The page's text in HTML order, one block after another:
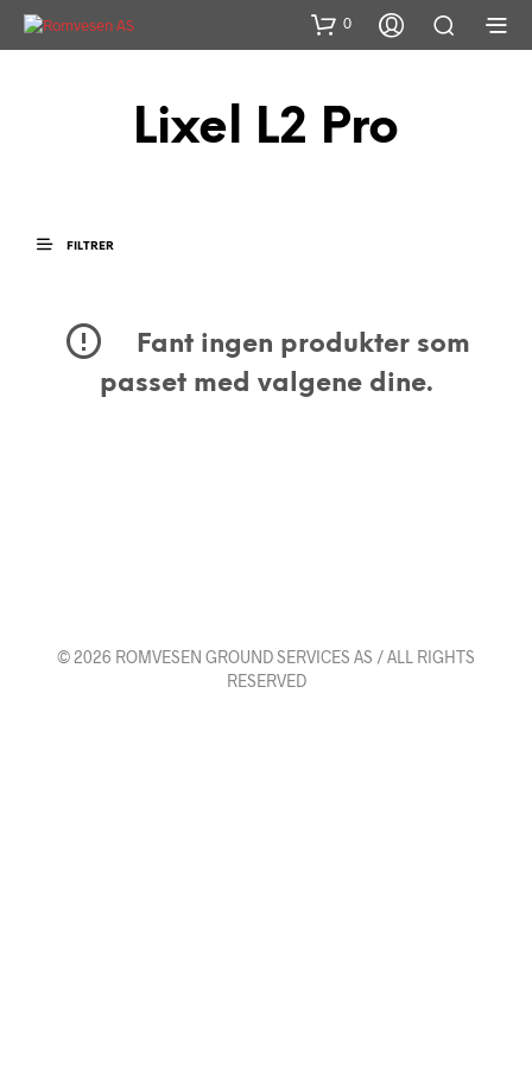
0
Lixel L2 Pro
FILTRER
Fant ingen produkter som
passet med valgene dine.
© 2026 ROMVESEN GROUND SERVICES AS / ALL RIGHTS
RESERVED